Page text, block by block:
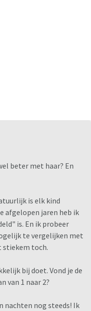
beter met haar? En
is elk kind
afgelopen jaren heb ik
is. En ik probeer
te vergelijken met
stiekem toch.
bij doet. Vond je de
van 1 naar 2?
nachten nog steeds! Ik